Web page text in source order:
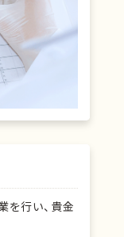
を行い、貴金